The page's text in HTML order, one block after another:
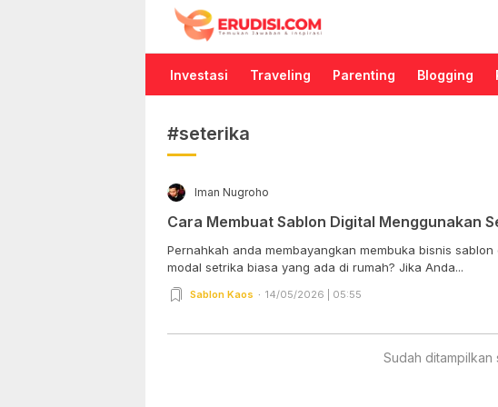
Erudisi
Temukan Jawaban dan Inspirasi
Investasi Traveling Parenting Blogging
#seterika
Iman Nugroho
Cara Membuat Sablon Digital Menggunakan
Pernahkah anda membayangkan membuka bisnis sablon
modal setrika biasa yang ada di rumah? Jika Anda...
Sablon Kaos 14/05/2026 | 05:55
Sudah ditampilkan